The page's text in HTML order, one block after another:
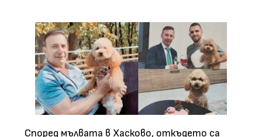
Според мълвата в Хасково, откъдето са